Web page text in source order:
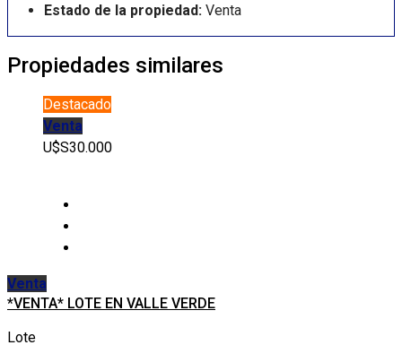
Estado de la propiedad: Venta
Propiedades similares
Destacado
Venta
U$S30.000
Venta
*VENTA* LOTE EN VALLE VERDE
Lote